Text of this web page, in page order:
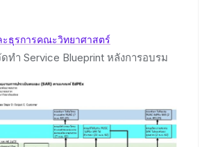
ะธุรการคณะวิทยาศาสตร์
ทำ Service Blueprint หลังการอบรม